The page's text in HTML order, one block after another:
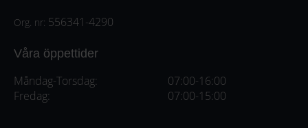
Org. nr: 556341-4290
Våra öppettider
Måndag-Torsdag:
Fredag:
07:00-16:00
07:00-15:00